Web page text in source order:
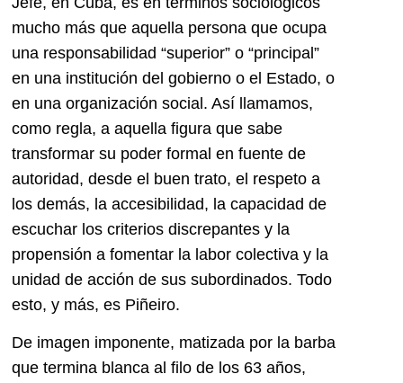
mucho más que aquella persona que ocupa
una responsabilidad “superior” o “principal”
en una institución del gobierno o el Estado, o
en una organización social. Así llamamos,
como regla, a aquella figura que sabe
transformar su poder formal en fuente de
autoridad, desde el buen trato, el respeto a
los demás, la accesibilidad, la capacidad de
escuchar los criterios discrepantes y la
propensión a fomentar la labor colectiva y la
unidad de acción de sus subordinados. Todo
esto, y más, es Piñeiro.
De imagen imponente, matizada por la barba
que termina blanca al filo de los 63 años,